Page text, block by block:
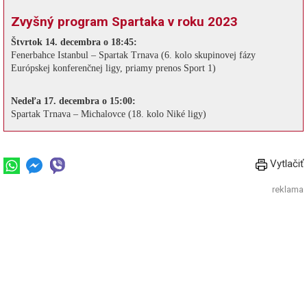
Zvyšný program Spartaka v roku 2023
Štvrtok 14. decembra o 18:45:
Fenerbahce Istanbul – Spartak Trnava (6. kolo skupinovej fázy
Európskej konferenčnej ligy, priamy prenos Sport 1)
Nedeľa 17. decembra o 15:00:
Spartak Trnava – Michalovce (18. kolo Niké ligy)
Vytlačiť
reklama